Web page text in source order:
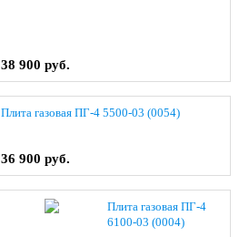
38 900 руб.
Плита газовая ПГ-4 5500-03 (0054)
36 900 руб.
Плита газовая ПГ-4
6100-03 (0004)